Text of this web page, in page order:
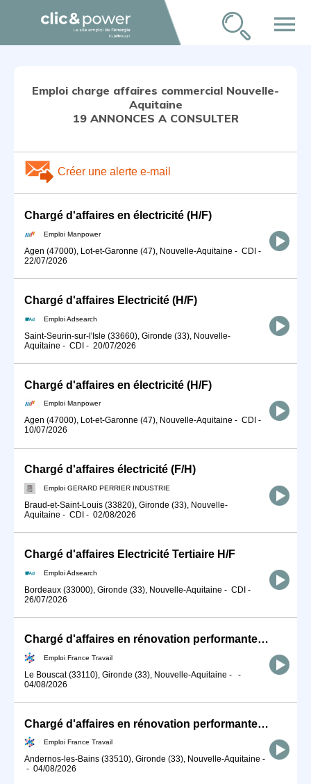
menu
Emploi charge affaires commercial Nouvelle-
Aquitaine
19 ANNONCES A CONSULTER
Créer une alerte e-mail
Chargé d'affaires en électricité (H/F)
Emploi Manpower
Agen (47000), Lot-et-Garonne (47), Nouvelle-Aquitaine - CDI -
22/07/2026
Chargé d'affaires Electricité (H/F)
Emploi Adsearch
Saint-Seurin-sur-l'Isle (33660), Gironde (33), Nouvelle-
Aquitaine - CDI - 20/07/2026
Chargé d'affaires en électricité (H/F)
Emploi Manpower
Agen (47000), Lot-et-Garonne (47), Nouvelle-Aquitaine - CDI -
10/07/2026
Chargé d'affaires électricité (F/H)
Emploi GERARD PERRIER INDUSTRIE
Braud-et-Saint-Louis (33820), Gironde (33), Nouvelle-
Aquitaine - CDI - 02/08/2026
Chargé d'affaires Electricité Tertiaire H/F
Emploi Adsearch
Bordeaux (33000), Gironde (33), Nouvelle-Aquitaine - CDI -
26/07/2026
Chargé d'affaires en rénovation performante (H/F)
Emploi France Travail
Le Bouscat (33110), Gironde (33), Nouvelle-Aquitaine -
-
04/08/2026
Chargé d'affaires en rénovation performante (H/F)
Emploi France Travail
Andernos-les-Bains (33510), Gironde (33), Nouvelle-Aquitaine -
- 04/08/2026